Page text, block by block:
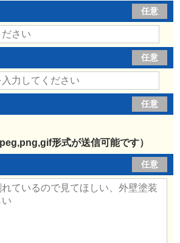
任意
任意
任意
形式が送信可能です）
任意